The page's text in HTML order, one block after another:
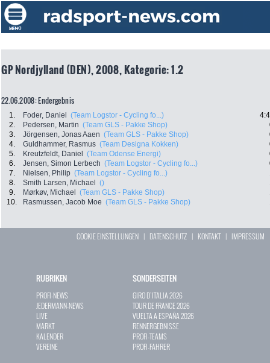
GP Nordjylland (DEN), 2008, Kategorie: 1.2
22.06.2008: Endergebnis
1. Foder, Daniel (Team Logstor - Cycling fo...)
2.
Pedersen, Martin (Team GLS - Pakke Shop)
3.
Jörgensen, Jonas Aaen (Team GLS - Pakke Shop)
4.
Guldhammer, Rasmus (Team Designa Kokken)
5.
Kreutzfeldt, Daniel (Team Odense Energi)
6.
Jensen, Simon Lerbech (Team Logstor - Cycling fo...)
7.
Nielsen, Philip (Team Logstor - Cycling fo...)
8.
Smith Larsen, Michael ()
9.
Mørkøv, Michael (Team GLS - Pakke Shop)
10.
Rasmussen, Jacob Moe (Team GLS - Pakke Shop)
COOKIE EINSTELLUNGEN | DATENSCHUTZ | KONTAKT| IMPRESSUM
RUBRIKEN
PROFI-NEWS
JEDERMANN-NEWS
LIVE
MARKT
KALENDER
VEREINE
SONDERSEITEN
GIRO D`ITALIA 2026
TOUR DE FRANCE 2026
VUELTA A ESPAÑA 2026
RENNERGEBNISSE
PROFI-TEAMS
PROFI-FAHRER